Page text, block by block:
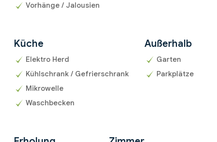
Vorhänge / Jalousien
Küche
Elektro Herd
Kühlschrank / Gefrierschrank
Mikrowelle
Waschbecken
Außerhalb
Garten
Parkplätze